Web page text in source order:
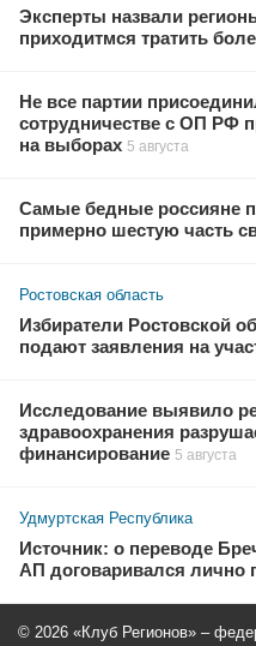
Эксперты назвали
приходитмся тратить
Не все партии
сотрудничестве с ОП РФ
на выборах 5 августа
Самые бедные россияне
примерно шестую часть
Ростовская область
Избиратели Ростовской
подают заявления на
Исследование выявило
здравоохранения
финансирование 5 августа
Удмуртская Республика
Источник: о переводе
АП договаривался лично
© 2026 «Клуб Регионов» –